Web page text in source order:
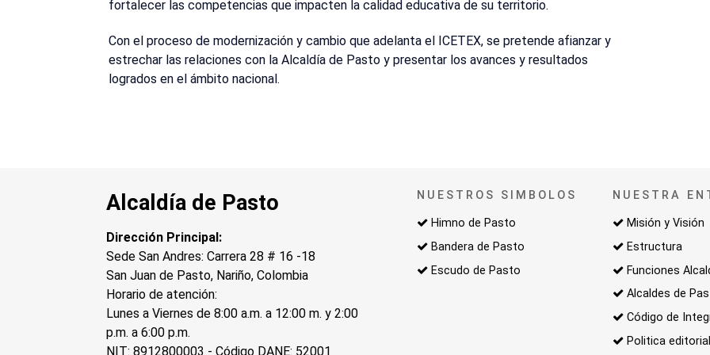
fortalecer las competencias que impacten la calidad educativa de su territorio.
Con el proceso de modernización y cambio que adelanta el ICETEX, se pretende afianzar y
estrechar las relaciones con la Alcaldía de Pasto y presentar los avances y resultados
logrados en el ámbito nacional.
Alcaldía de Pasto
Dirección Principal:
Sede San Andres: Carrera 28 # 16 -18
San Juan de Pasto, Nariño, Colombia
Horario de atención:
Lunes a Viernes de 8:00 a.m. a 12:00 m. y 2:00
p.m. a 6:00 p.m.
NIT: 8912800003 - Código DANE: 52001
NUESTROS SIMBOLOS
Himno de Pasto
Bandera de Pasto
Escudo de Pasto
NUESTRA
Misión y Visión
Estructura
Funciones
Alcaldes de
Código de
Politica editorial